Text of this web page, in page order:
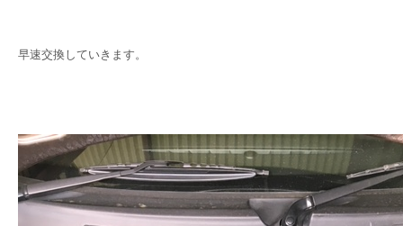
早速交換していきます。